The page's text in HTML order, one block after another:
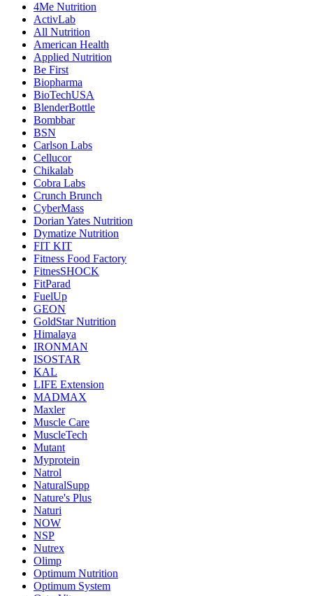
4Me Nutrition
ActivLab
All Nutrition
American Health
Applied Nutrition
Be First
Biopharma
BioTechUSA
BlenderBottle
Bombbar
BSN
Carlson Labs
Cellucor
Chikalab
Cobra Labs
Crunch Brunch
CyberMass
Dorian Yates Nutrition
Dymatize Nutrition
FIT KIT
Fitness Food Factory
FitnesSHOCK
FitParad
FuelUp
GEON
GoldStar Nutrition
Himalaya
IRONMAN
ISOSTAR
KAL
LIFE Extension
MADMAX
Maxler
Muscle Care
MuscleTech
Mutant
Myprotein
Natrol
NaturalSupp
Nature's Plus
Naturi
NOW
NSP
Nutrex
Olimp
Optimum Nutrition
Optimum System